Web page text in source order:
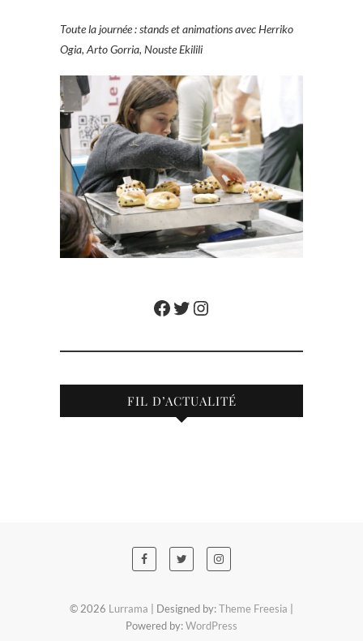
Toute la journée : stands et animations avec Herriko
Ogia, Arto Gorria, Nouste Ekilili
Facebook
Twitter
Instagram
FIL D’ACTUALITÉ
© 2026 Lurrama | Designed by:Theme Freesia
Powered by:WordPress